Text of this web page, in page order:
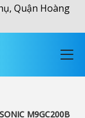
Quận Hoàng
M9GC200B